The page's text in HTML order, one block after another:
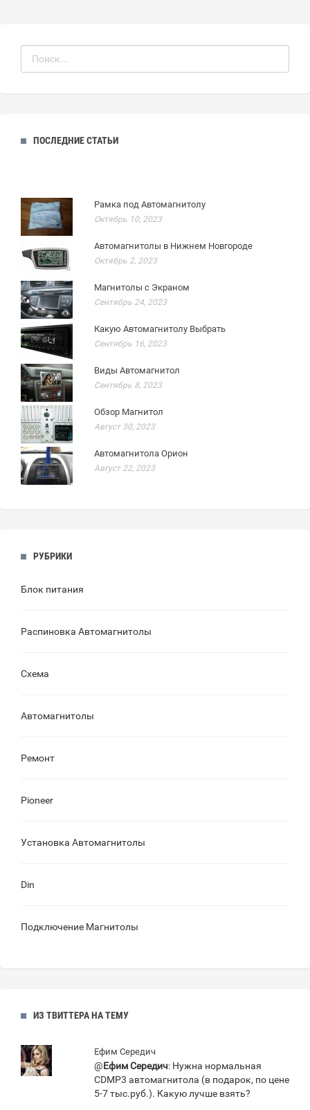
ПОСЛЕДНИЕ СТАТЬИ
Рамка под Автомагнитолу
Октябрь 10, 2023
Автомагнитолы в Нижнем Новгороде
Октябрь 2, 2023
Магнитолы с Экраном
Сентябрь 24, 2023
Какую Автомагнитолу Выбрать
Сентябрь 16, 2023
Виды Автомагнитол
Сентябрь 8, 2023
Обзор Магнитол
Август 30, 2023
Автомагнитола Орион
Август 22, 2023
РУБРИКИ
Блок питания
Распиновка Автомагнитолы
Схема
Автомагнитолы
Ремонт
Pioneer
Установка Автомагнитолы
Din
Подключение Магнитолы
ИЗ ТВИТТЕРА НА ТЕМУ
Ефим Середич
@Ефим Середич: Нужна нормальная
CDMP3 автомагнитола (в подарок, по цене
5-7 тыс.руб.). Какую лучше взять?